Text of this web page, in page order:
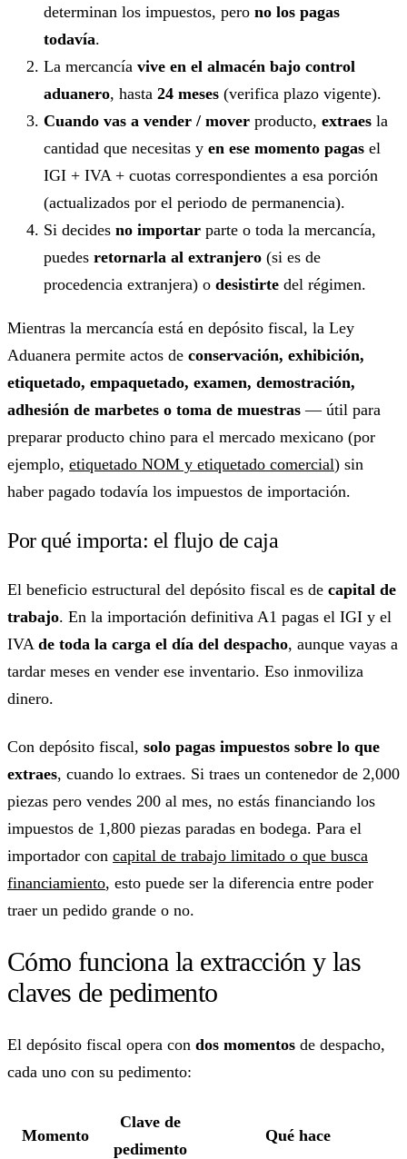
determinan los impuestos, pero no los pagas
todavía.
La mercancía vive en el almacén bajo control
aduanero, hasta 24 meses (verifica plazo vigente).
Cuando vas a vender / mover producto, extraes la
cantidad que necesitas y en ese momento pagas el
IGI + IVA + cuotas correspondientes a esa porción
(actualizados por el periodo de permanencia).
Si decides no importar parte o toda la mercancía,
puedes retornarla al extranjero (si es de
procedencia extranjera) o desistirte del régimen.
Mientras la mercancía está en depósito fiscal, la Ley
Aduanera permite actos de conservación, exhibición,
etiquetado, empaquetado, examen, demostración,
adhesión de marbetes o toma de muestras — útil para
preparar producto chino para el mercado mexicano (por
ejemplo, etiquetado NOM y etiquetado comercial) sin
haber pagado todavía los impuestos de importación.
Por qué importa: el flujo de caja
El beneficio estructural del depósito fiscal es de capital de
trabajo. En la importación definitiva A1 pagas el IGI y el
IVA de toda la carga el día del despacho, aunque vayas a
tardar meses en vender ese inventario. Eso inmoviliza
dinero.
Con depósito fiscal, solo pagas impuestos sobre lo que
extraes, cuando lo extraes. Si traes un contenedor de 2,000
piezas pero vendes 200 al mes, no estás financiando los
impuestos de 1,800 piezas paradas en bodega. Para el
importador con capital de trabajo limitado o que busca
financiamiento, esto puede ser la diferencia entre poder
traer un pedido grande o no.
Cómo funciona la extracción y las
claves de pedimento
El depósito fiscal opera con dos momentos de despacho,
cada uno con su pedimento:
Momento
Clave de
pedimento
Qué hace